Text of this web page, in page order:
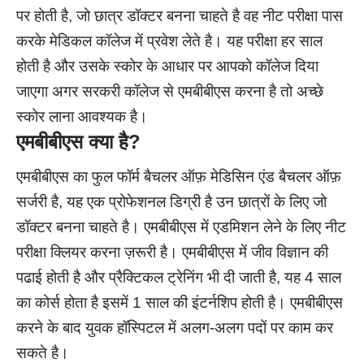
पर होती है, जो छात्र डॉक्टर बनना चाहते है वह नीट परीक्षा पास
करके मेडिकल कॉलेज में प्रवेश लेते है। यह परीक्षा हर साल
होती है और उसके स्कोर के आधार पर आपको कॉलेज दिया
जाएगा अगर सरकरी कॉलेज से एमबीबीएस करना है तो अच्छे
स्कोर लाना आवश्यक है।
एमबीबीएस क्या है?
एमबीबीएस का फुल फॉर्म बैचलर ऑफ़ मेडिसिन एंड बैचलर ऑफ़
सर्जरी है, यह एक प्रोफेशनल डिग्री है उन छात्रों के लिए जो
डॉक्टर बनना चाहते है। एमबीबीएस में एडमिशन लेने के लिए नीट
परीक्षा क्लियर करना ज़रूरी है। एमबीबीएस में जीव विज्ञान की
पढाई होती है और प्रैक्टिकल ट्रेनिंग भी दी जाती है, यह 4 साल
का कोर्स होता है इसमें 1 साल की इंटर्नशिप होती है। एमबीबीएस
करने के बाद युवक हॉस्पिटल में अलग-अलग पदों पर काम कर
सकते है।